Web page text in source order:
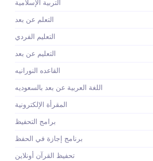
التربية الإسلامية
التعلم عن بعد
التعليم الفردي
التعليم عن بعد
القاعده النورانيه
اللغة العربية عن بعد بالسعوديه
المقرأة الإلكترونية
برامج التحفيظ
برنامج إجازة في الحفظ
تحفيظ القرآن أونلاين